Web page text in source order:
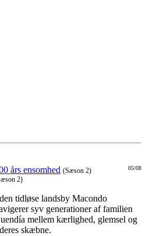
05/08
års ensomhed (Sæson 2)
2)
tidløse landsby Macondo
syv generationer af familien
mellem kærlighed, glemsel og
skæbne.